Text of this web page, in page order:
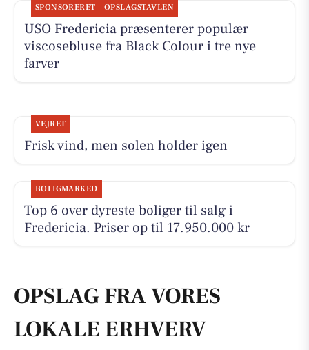
SPONSORERET OPSLAGSTAVLEN
USO Fredericia præsenterer populær
viscosebluse fra Black Colour i tre nye
farver
VEJRET
Frisk vind, men solen holder igen
BOLIGMARKED
Top 6 over dyreste boliger til salg i
Fredericia. Priser op til 17.950.000 kr
OPSLAG FRA VORES
LOKALE ERHVERV